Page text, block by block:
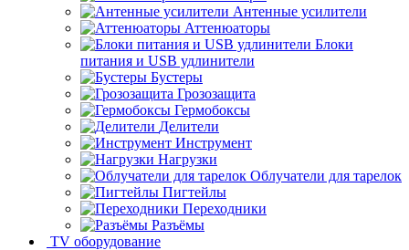
Антенные усилители
Аттенюаторы
Блоки
питания и USB удлинители
Бустеры
Грозозащита
Гермобоксы
Делители
Инструмент
Нагрузки
Облучатели для тарелок
Пигтейлы
Переходники
Разъёмы
TV оборудование